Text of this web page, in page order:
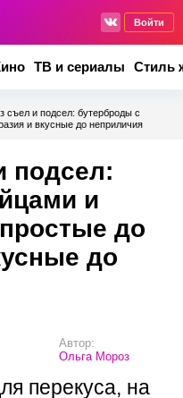
Войти
ТВ и сериалы Стиль
съел и подсел: бутерброды с
и вкусные до неприличия
подсел:
и
до
до
Автор:
Ольга Мороз
перекуса, на